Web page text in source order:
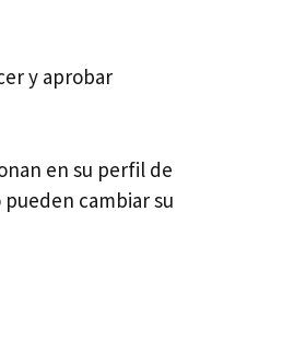
y aprobar
en su perfil de
cambiar su